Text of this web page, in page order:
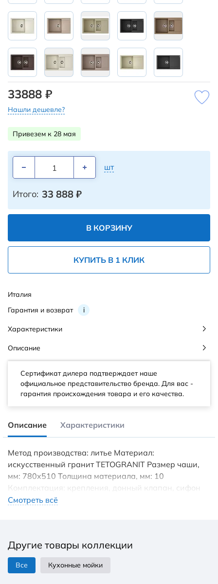
33888 ₽
Нашли дешевле?
Привезем к 28 мая
шт
Итого: 33 888 ₽
В КОРЗИНУ
КУПИТЬ В 1 КЛИК
Гарантия и возврат i
Италия
Характеристики
Описание
Сертификат дилера подтверждает наше
официальное представительство бренда. Для вас -
гарантия происхождения товара и его качества.
Описание Характеристики
Метод производства: литье Материал:
искусственный гранит TETOGRANIT Размер чаши,
мм: 780x510 Толщина материала, мм: 10
Комплектация: крепления, донный клапан, сифон
Гарантия: 15 лет Оборачиваемая чаша мойки.
изготовлении таких моек применяется специальный
способ окрашивания частиц гранита: пигмент не
только наносится на их поверхность, но и проникает
Смотреть всё
Другие товары коллекции
Все Кухонные мойки